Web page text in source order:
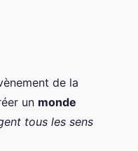
de la
un monde
tous les sens